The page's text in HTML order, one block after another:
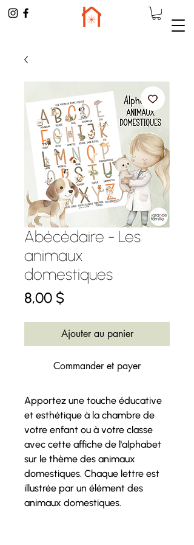
Abécédaire - Les
animaux
domestiques
8,00 $Prix
Ajouter au panier
Commander et payer
Apportez une touche éducative
et esthétique à la chambre de
votre enfant ou à votre classe
avec cette affiche de l'alphabet
sur le thème des animaux
domestiques. Chaque lettre est
illustrée par un élément des
animaux domestiques.